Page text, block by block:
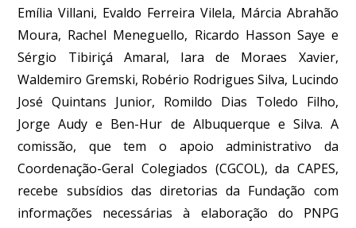
Emília Villani, Evaldo Ferreira Vilela, Márcia Abrahão
Moura, Rachel Meneguello, Ricardo Hasson Saye e
Sérgio Tibiriçá Amaral, Iara de Moraes Xavier,
Waldemiro Gremski, Robério Rodrigues Silva, Lucindo
José Quintans Junior, Romildo Dias Toledo Filho,
Jorge Audy e Ben-Hur de Albuquerque e Silva. A
comissão, que tem o apoio administrativo da
Coordenação-Geral Colegiados (CGCOL), da CAPES,
recebe subsídios das diretorias da Fundação com
informações necessárias à elaboração do PNPG